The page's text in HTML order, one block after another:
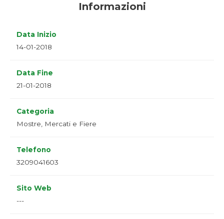
Informazioni
Data Inizio
14-01-2018
Data Fine
21-01-2018
Categoria
Mostre, Mercati e Fiere
Telefono
3209041603
Sito Web
---